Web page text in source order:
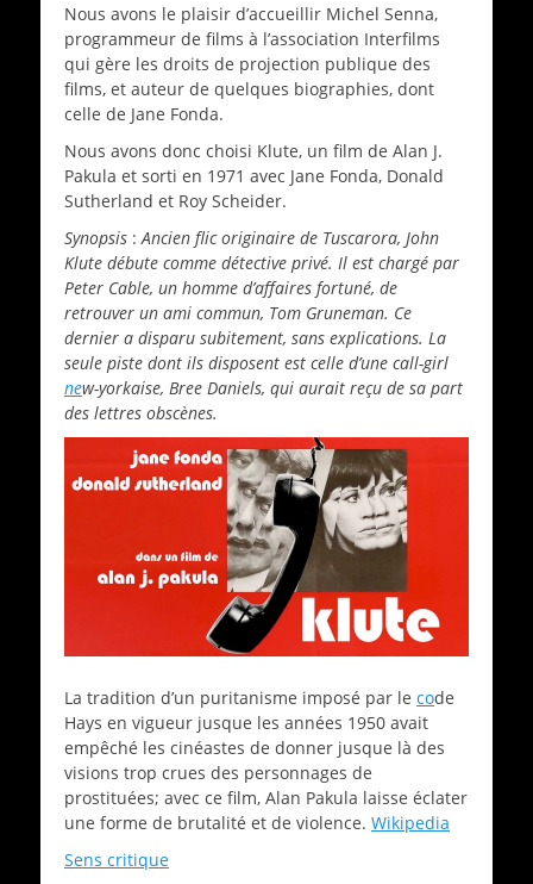
Nous avons le plaisir d’accueillir Michel Senna,
programmeur de films à l’association Interfilms
qui gère les droits de projection publique des
films, et auteur de quelques biographies, dont
celle de Jane Fonda.
Nous avons donc choisi Klute, un film de Alan J.
Pakula et sorti en 1971 avec Jane Fonda, Donald
Sutherland et Roy Scheider.
Synopsis : Ancien flic originaire de Tuscarora, John
Klute débute comme détective privé. Il est chargé par
Peter Cable, un homme d’affaires fortuné, de
retrouver un ami commun, Tom Gruneman. Ce
dernier a disparu subitement, sans explications. La
seule piste dont ils disposent est celle d’une call-girl
new-yorkaise, Bree Daniels, qui aurait reçu de sa part
des lettres obscènes.
La tradition d’un puritanisme imposé par le code
Hays en vigueur jusque les années 1950 avait
empêché les cinéastes de donner jusque là des
visions trop crues des personnages de
prostituées; avec ce film, Alan Pakula laisse éclater
une forme de brutalité et de violence. Wikipedia
Sens critique